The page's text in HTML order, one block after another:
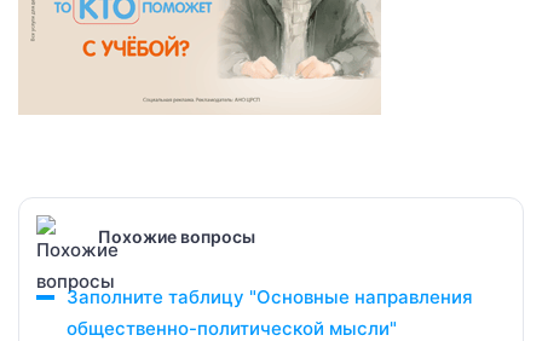
Похожие вопросы
Заполните таблицу "Основные направления
общественно-политической мысли"